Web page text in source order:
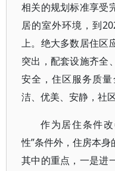
相关的规划标准享受
居的室外环境，到
上。绝大多数居住区
突出，配套设施齐全
安全，住区服务质
洁、优美、安静，社
作为居住条件
性”条件外，住房本身
其中的重点，一是进